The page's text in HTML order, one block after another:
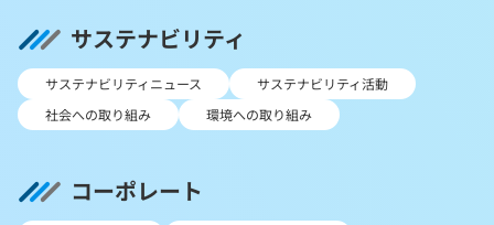
サステナビリティ
サステナビリティニュース
サステナビリティ活動
社会への取り組み
環境への取り組み
コーポレート